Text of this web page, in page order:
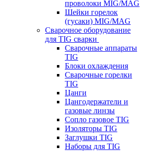
проволоки MIG/MAG
Шейки горелок
(гусаки) MIG/MAG
Сварочное оборудование
для TIG сварки
Сварочные аппараты
TIG
Блоки охлаждения
Сварочные горелки
TIG
Цанги
Цангодержатели и
газовые линзы
Сопло газовое TIG
Изоляторы TIG
Заглушки TIG
Наборы для TIG